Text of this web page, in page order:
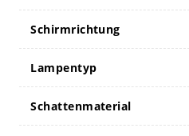
Schirmrichtung
Lampentyp
Schattenmaterial